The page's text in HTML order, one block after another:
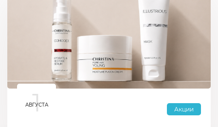
1
АВГУСТА
Акции